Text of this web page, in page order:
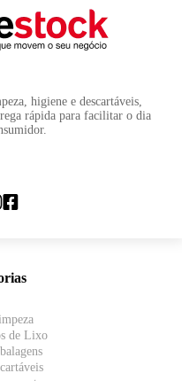
higiene e descartáveis,
rápida para facilitar o dia
de Lixo